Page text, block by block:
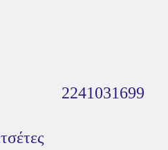
2241031699